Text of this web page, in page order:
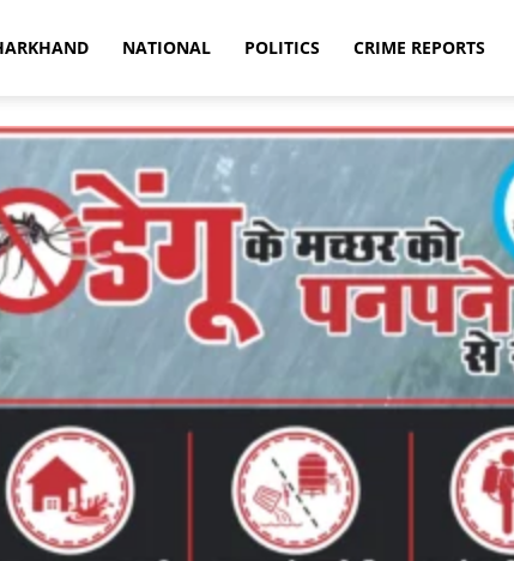
NATIONAL POLITICS CRIME REPORTS